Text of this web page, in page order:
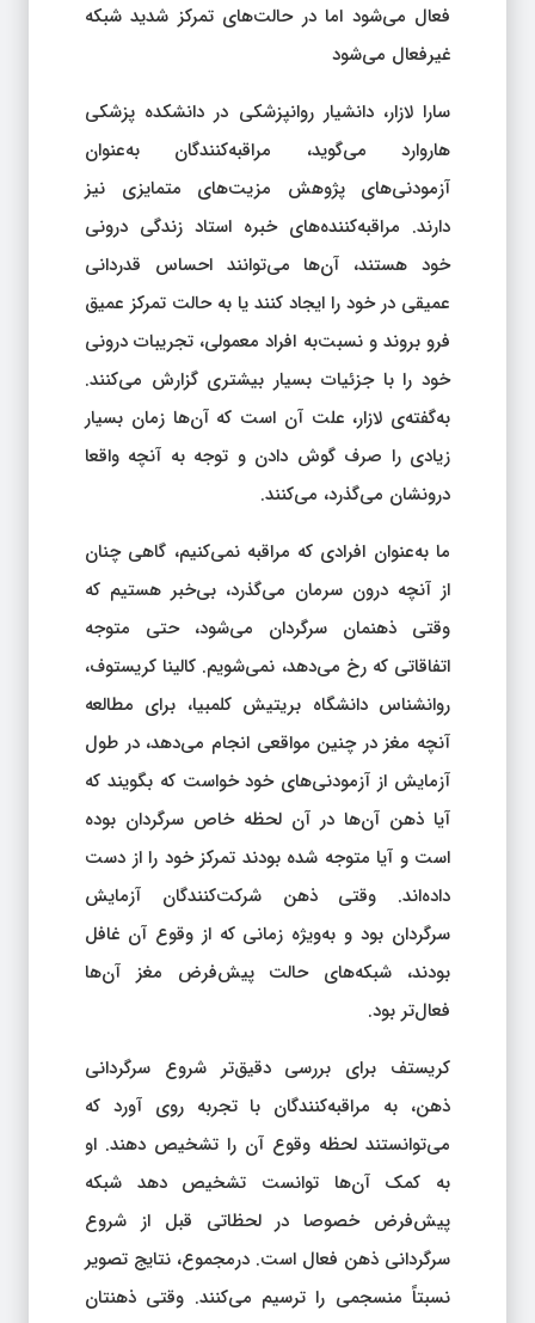
فعال می‌شود اما در حالت‌های تمرکز شدید شبکه
غیرفعال می‌شود
سارا لازار، دانشیار روانپزشکی در دانشکده پزشکی
هاروارد می‌گوید، مراقبه‌کنندگان به‌عنوان
آزمودنی‌های پژوهش مزیت‌های متمایزی نیز
دارند. مراقبه‌کننده‌های خبره استاد زندگی درونی
خود هستند، آن‌ها می‌توانند احساس قدردانی
عمیقی در خود را ایجاد کنند یا به حالت تمرکز عمیق
فرو بروند و نسبت‌به افراد معمولی، تجریبات درونی
خود را با جزئیات بسیار بیشتری گزارش می‌کنند.
به‌گفته‌ی لازار، علت آن است که آن‌ها زمان بسیار
زیادی را صرف گوش دادن و توجه به آنچه واقعا
درونشان می‌گذرد، می‌کنند.
ما به‌عنوان افرادی که مراقبه نمی‌کنیم، گاهی چنان
از آنچه درون سرمان می‌گذرد، بی‌خبر هستیم که
وقتی ذهنمان سرگردان می‌شود، حتی متوجه
اتفاقاتی که رخ می‌دهد، نمی‌شویم. کالینا کریستوف،
روانشناس دانشگاه بریتیش کلمبیا، برای مطالعه
آنچه مغز در چنین مواقعی انجام می‌دهد، در طول
آزمایش از آزمودنی‌های خود خواست که بگویند که
آیا ذهن آن‌ها در آن لحظه خاص سرگردان بوده
است و آیا متوجه شده بودند تمرکز خود را از دست
داده‌اند. وقتی ذهن شرکت‌کنندگان آزمایش
سرگردان بود و به‌ویژه زمانی که از وقوع آن غافل
بودند، شبکه‌های حالت پیش‌فرض مغز آن‌ها
فعال‌تر بود.
کریستف برای بررسی دقیق‌تر شروع سرگردانی
ذهن، به مراقبه‌کنندگان با تجربه روی آورد که
می‌توانستند لحظه وقوع آن را تشخیص دهند. او
به کمک آن‌ها توانست تشخیص دهد شبکه
پیش‌فرض خصوصا در لحظاتی قبل از شروع
سرگردانی ذهن فعال است. درمجموع، نتایج تصویر
نسبتاً منسجمی را ترسیم می‌کنند. وقتی ذهنتان